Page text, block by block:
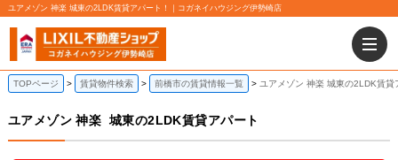
ユアメゾン 神楽 城東の2LDK賃貸アパート！｜コガネイハウジング伊勢崎店
TOPページ 賃貸物件検索 前橋市の賃貸情報一覧 ユアメゾン 神楽 城東の2LDK賃貸
ユアメゾン 神楽 城東の2LDK賃貸アパート